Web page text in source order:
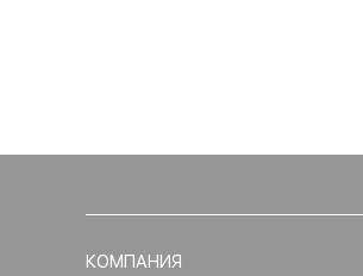
КОМПАНИЯ